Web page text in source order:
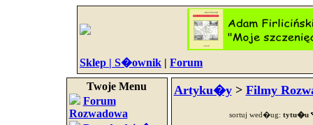
Sklep | S�ownik | Forum
Twoje Menu
Forum
Rozwadowa
Artyku�y> Filmy
sortuj wed�ug: tytu�u